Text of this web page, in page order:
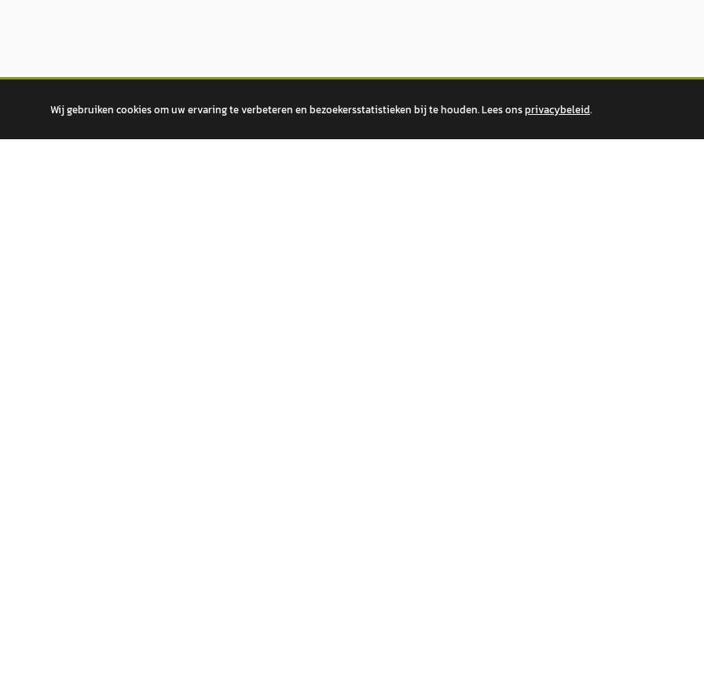
Wij gebruiken cookies om uw ervaring te verbeteren en bezoekersstatistieken bij te houden. Lees onsprivacybeleid.